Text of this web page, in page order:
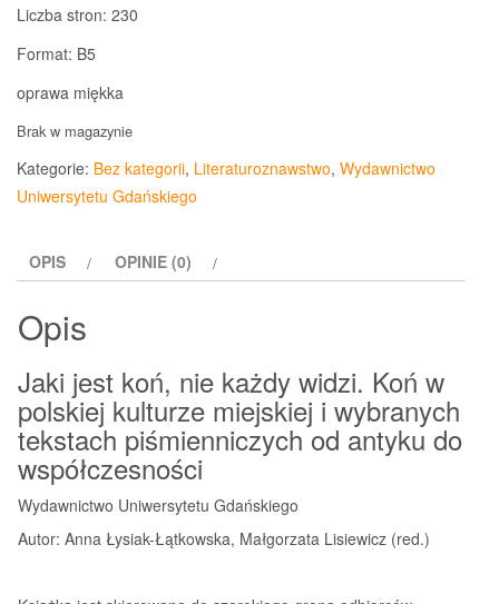
34,90 zł.
Liczba stron: 230
Format: B5
oprawa miękka
Brak w magazynie
Kategorie: Bez kategorii, Literaturoznawstwo, Wydawnictwo
Uniwersytetu Gdańskiego
OPIS OPINIE (0)
Opis
Jaki jest koń, nie każdy widzi. Koń w
polskiej kulturze miejskiej i wybranych
tekstach piśmienniczych od antyku do
współczesności
Wydawnictwo Uniwersytetu Gdańskiego
Autor: Anna Łysiak-Łątkowska, Małgorzata Lisiewicz (red.)